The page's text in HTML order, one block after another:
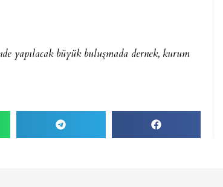
yapılacak büyük buluşmada dernek, kurum